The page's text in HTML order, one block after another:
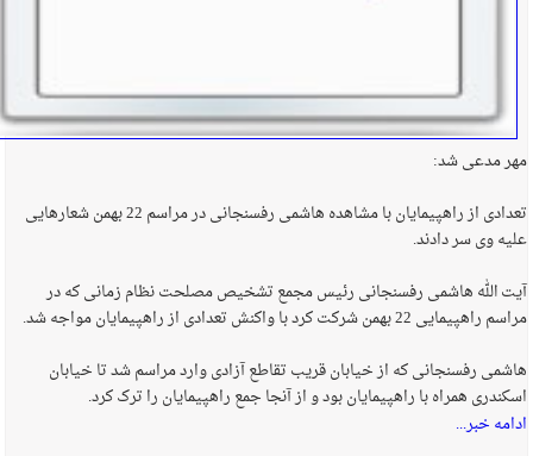
مهر مدعی شد:
تعدادی از راهپیمایان با مشاهده هاشمی رفسنجانی در مراسم 22 بهمن شعارهایی
علیه وی سر دادند.
آیت الله هاشمی رفسنجانی رئیس مجمع تشخیص مصلحت نظام زمانی که در
مراسم راهپیمایی 22 بهمن شرکت کرد با واکنش تعدادی از راهپیمایان مواجه شد.
هاشمی رفسنجانی که از خیابان قریب تقاطع آزادی وارد مراسم شد تا خیابان
اسکندری همراه با راهپیمایان بود و از آنجا جمع راهپیمایان را ترک کرد.
ادامه خبر...